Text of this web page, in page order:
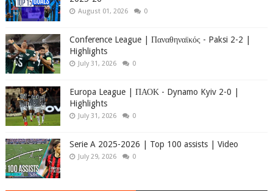
August 01, 2026 0
Conference League | Παναθηναϊκός - Paksi 2-2 |
Highlights
July 31, 2026 0
Europa League | ΠΑΟΚ - Dynamo Kyiv 2-0 |
Highlights
July 31, 2026 0
Serie A 2025-2026 | Top 100 assists | Video
July 29, 2026 0